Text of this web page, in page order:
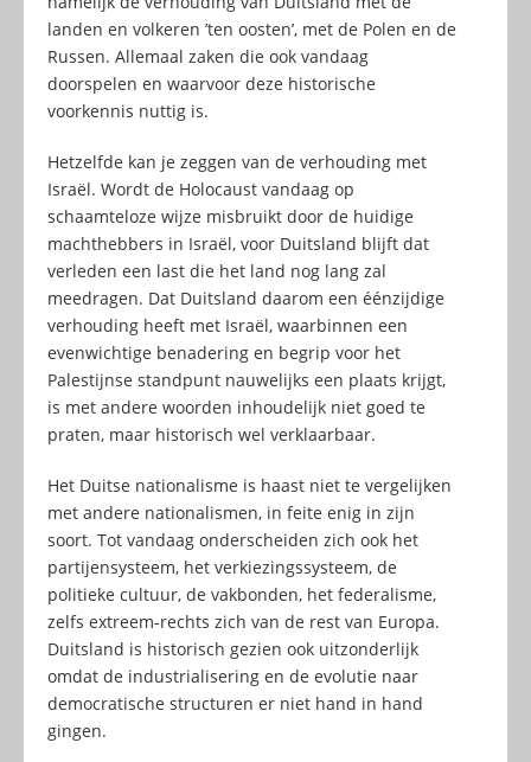
landen en volkeren ’ten oosten’, met de Polen en de
Russen. Allemaal zaken die ook vandaag
doorspelen en waarvoor deze historische
voorkennis nuttig is.
Hetzelfde kan je zeggen van de verhouding met
Israël. Wordt de Holocaust vandaag op
schaamteloze wijze misbruikt door de huidige
machthebbers in Israël, voor Duitsland blijft dat
verleden een last die het land nog lang zal
meedragen. Dat Duitsland daarom een éénzijdige
verhouding heeft met Israël, waarbinnen een
evenwichtige benadering en begrip voor het
Palestijnse standpunt nauwelijks een plaats krijgt,
is met andere woorden inhoudelijk niet goed te
praten, maar historisch wel verklaarbaar.
Het Duitse nationalisme is haast niet te vergelijken
met andere nationalismen, in feite enig in zijn
soort. Tot vandaag onderscheiden zich ook het
partijensysteem, het verkiezingssysteem, de
politieke cultuur, de vakbonden, het federalisme,
zelfs extreem-rechts zich van de rest van Europa.
Duitsland is historisch gezien ook uitzonderlijk
omdat de industrialisering en de evolutie naar
democratische structuren er niet hand in hand
gingen.